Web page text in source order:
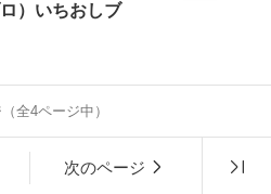
）いちおしブ
全4ページ中）
次のページ